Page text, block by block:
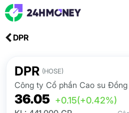
DPR
DPR (HOSE)
Công ty Cổ phần Cao su Đồng
36.05 +0.15(+0.42%)